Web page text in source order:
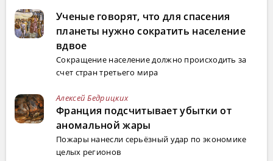
Ученые говорят, что для спасения
планеты нужно сократить население
вдвое
Сокращение население должно происходить за
счет стран третьего мира
Алексей Бедрицких
Франция подсчитывает убытки от
аномальной жары
Пожары нанесли серьёзный удар по экономике
целых регионов